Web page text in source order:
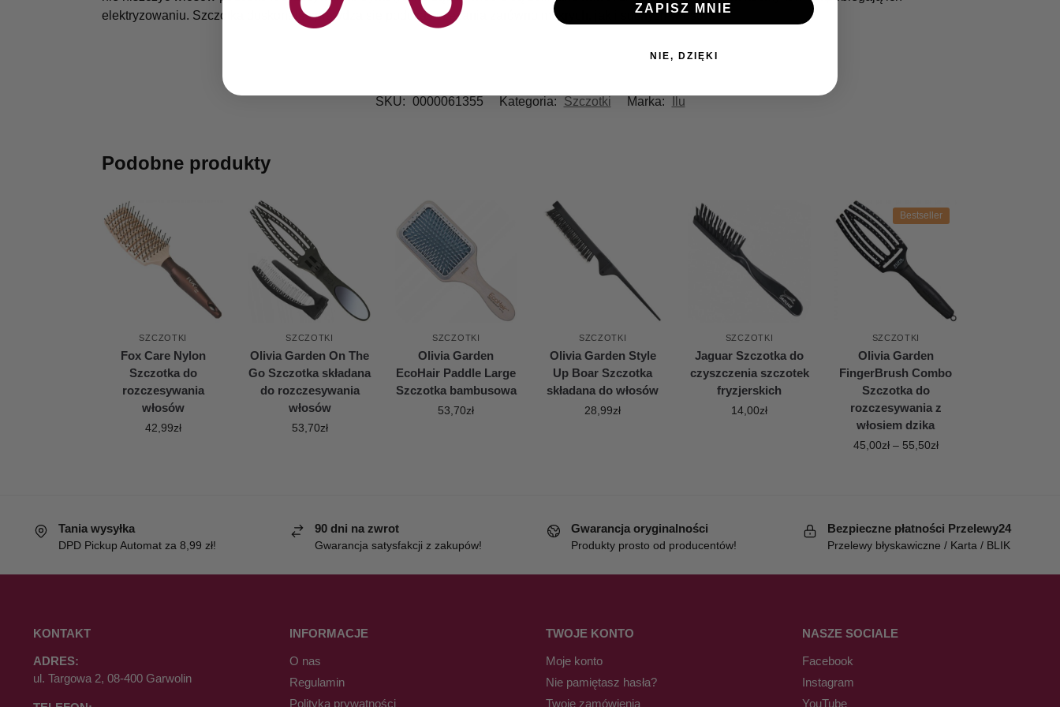
elektryzowaniu. Szczotka doskonale sprawdza się podczas czesania zarówno mokrych, jak i suchych włosów.
SKU: 0000061355 Kategoria: Szczotki Marka: Ilu
Podobne produkty
SZCZOTKI
Fox Care Nylon
Szczotka do
rozczesywania
włosów
42,99zł
SZCZOTKI
Olivia Garden On The
Go Szczotka składana
do rozczesywania
włosów
53,70zł
SZCZOTKI
Olivia Garden
EcoHair Paddle Large
Szczotka bambusowa
53,70zł
SZCZOTKI
Olivia Garden Style
Up Boar Szczotka
składana do włosów
28,99zł
SZCZOTKI
Jaguar Szczotka do
czyszczenia szczotek
fryzjerskich
14,00zł
Bestseller
SZCZOTKI
Olivia Garden
FingerBrush Combo
Szczotka do
rozczesywania z
włosiem dzika
45,00zł – 55,50zł
Tania wysyłka
DPD Pickup Automat za 8,99 zł!
90 dni na zwrot
Gwarancja satysfakcji z zakupów!
Gwarancja oryginalności
Produkty prosto od producentów!
Bezpieczne płatności Przelewy24
Przelewy błyskawiczne / Karta / BLIK
KONTAKT
ADRES:
ul. Targowa 2, 08-400 Garwolin
INFORMACJE
O nas
Regulamin
Polityka prywatności
TWOJE KONTO
Moje konto
Nie pamiętasz hasła?
Twoje zamówienia
NASZE SOCIALE
Facebook
Instagram
YouTube
ZAPISZ MNIE
NIE, DZIĘKI